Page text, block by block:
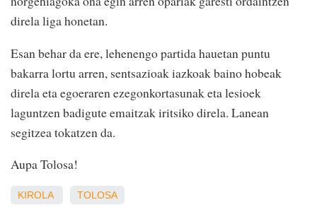
direla liga honetan.
Esan behar da ere, lehenengo partida hauetan puntu
bakarra lortu arren, sentsazioak iazkoak baino hobeak
direla eta egoeraren ezegonkortasunak eta lesioek
laguntzen badigute emaitzak iritsiko direla. Lanean
segitzea tokatzen da.
Aupa Tolosa!
KIROLA TOLOSA